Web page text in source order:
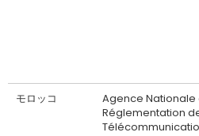
モロッコ
Agence Nationale
Réglementation